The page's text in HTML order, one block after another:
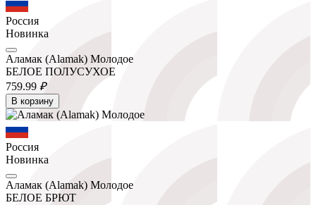
Россия
Новинка
Аламак (Alamak) Молодое
БЕЛОЕ ПОЛУСУХОЕ
759.99 ₽
В корзину
Россия
Новинка
Аламак (Alamak) Молодое
БЕЛОЕ БРЮТ